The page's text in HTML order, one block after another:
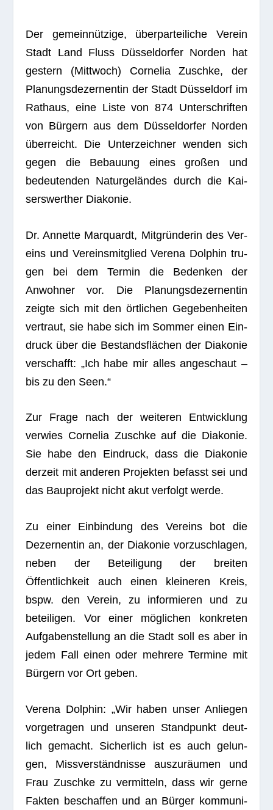
Der gemeinnützige, überparteiliche Ver­ein
Stadt Land Fluss Düsseldorfer Nor­den hat
ges­tern (Mitt­woch) Cor­ne­lia Zuschke, der
Pla­nungs­de­zer­nen­tin der Stadt Düsseldorf im
Rat­haus, eine Liste von 874 Unter­schrif­ten
von Bürgern aus dem Düsseldorfer Nor­den
überreicht. Die Unter­zeich­ner wen­den sich
gegen die Bebau­ung eines gro­ßen und
bedeu­ten­den Naturgeländes durch die Kai­
sers­wert­her Diakonie.
Dr. Annette Mar­quardt, Mitgründerin des Ver­
eins und Ver­eins­mit­glied Verena Dol­phin tru­
gen bei dem Ter­min die Beden­ken der
Anwoh­ner vor. Die Pla­nungs­de­zer­nen­tin
zeigte sich mit den örtlichen Gege­ben­hei­ten
ver­traut, sie habe sich im Som­mer einen Ein­
druck über die Bestandsflächen der Dia­ko­nie
ver­schafft: „Ich habe mir alles ange­schaut –
bis zu den Seen.“
Zur Frage nach der wei­te­ren Ent­wick­lung
ver­wies Cor­ne­lia Zuschke auf die Dia­ko­nie.
Sie habe den Ein­druck, dass die Dia­ko­nie
der­zeit mit ande­ren Pro­jek­ten befasst sei und
das Bau­pro­jekt nicht akut ver­folgt werde.
Zu einer Ein­bin­dung des Ver­eins bot die
Dezer­nen­tin an, der Dia­ko­nie vor­zu­schla­gen,
neben der Betei­li­gung der brei­ten
Öffentlichkeit auch einen klei­ne­ren Kreis,
bspw. den Ver­ein, zu infor­mie­ren und zu
betei­li­gen. Vor einer möglichen kon­kre­ten
Auf­ga­ben­stel­lung an die Stadt soll es aber in
jedem Fall einen oder meh­rere Ter­mine mit
Bürgern vor Ort geben.
Verena Dol­phin: „Wir haben unser Anlie­gen
vor­ge­tra­gen und unse­ren Stand­punkt deut­
lich gemacht. Sicher­lich ist es auch gelun­
gen, Missverständnisse auszuräumen und
Frau Zuschke zu ver­mit­teln, dass wir gerne
Fak­ten beschaf­fen und an Bürger kom­mu­ni­